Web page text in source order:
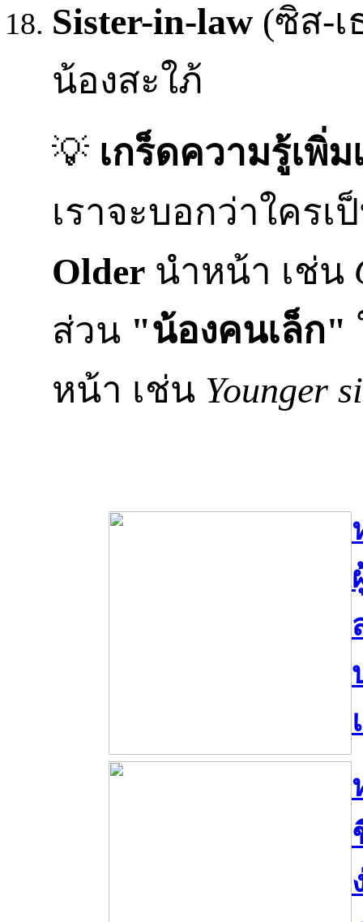
Sister-in-law (ซิส-
น้องสะใภ้
💡 เกร็ดความรู้เพิ่ม
เราจะบอกว่าใครเ
Older นำหน้า เช่น
ส่วน "น้องคนเล็ก"
หน้า เช่น Younger